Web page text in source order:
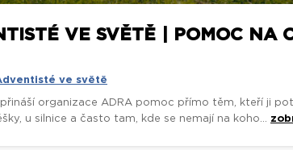
VE SVĚTĚ | POMOC NA
ve světě
organizace ADRA pomoc přímo těm, kteří ji
u silnice a často tam, kde se nemají na koho...